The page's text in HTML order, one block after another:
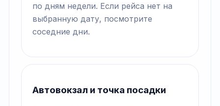
по дням недели. Если рейса нет на
выбранную дату, посмотрите
соседние дни.
Автовокзал и точка посадки